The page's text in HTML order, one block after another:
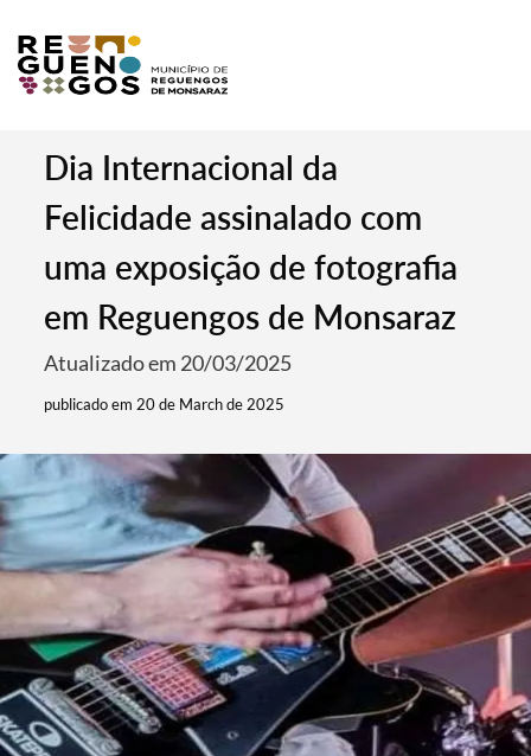
Dia Internacional da
Felicidade assinalado com
uma exposição de fotografia
em Reguengos de Monsaraz
Atualizado em 20/03/2025
publicado em 20 de March de 2025